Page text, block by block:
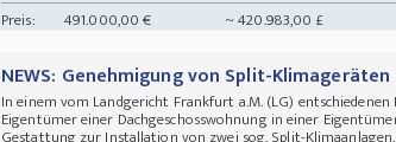
Preis:
491.000,00 € ~ 420.983,00 £
NEWS: Genehmigung von Split-Klimageräten
In einem vom Landgericht Frankfurt a.M. (LG)
Eigentümer einer Dachgeschosswohnung in einer